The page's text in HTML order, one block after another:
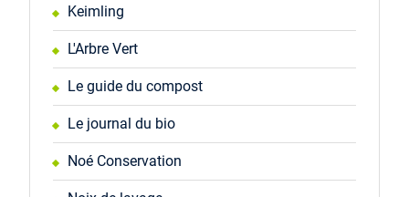
Keimling
L'Arbre Vert
Le guide du compost
Le journal du bio
Noé Conservation